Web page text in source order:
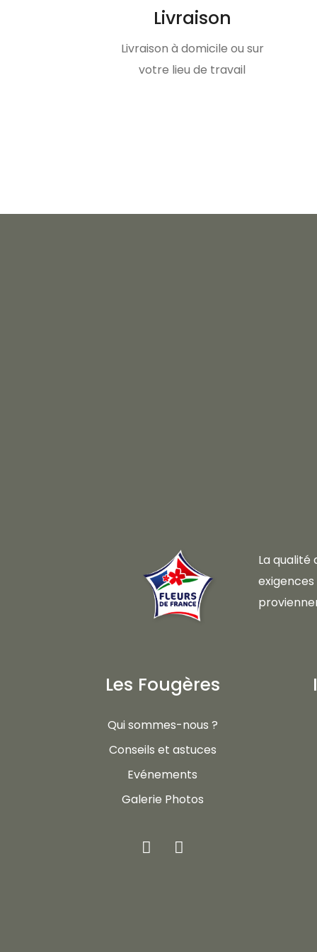
Livraison
Livraison à domicile ou sur
votre lieu de travail
La
Les Fougères
Qui sommes-nous ?
Conseils et astuces
Evénements
Galerie Photos